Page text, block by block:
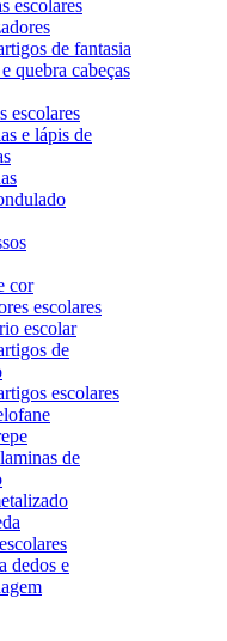
escolares
de fantasia
quebra cabeças
escolares
e lápis de
cor
escolares
escolar
de
escolares
de
dedos e